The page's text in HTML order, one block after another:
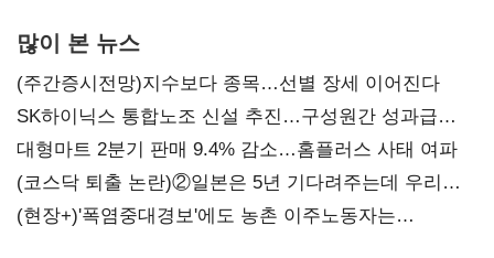
많이 본 뉴스
(주간증시전망)지수보다 종목…선별 장세 이어진다
SK하이닉스 통합노조 신설 추진…구성원간 성과급
불만 확산
대형마트 2분기 판매 9.4% 감소…홈플러스 사태 여파
(코스닥 퇴출 논란)②일본은 5년 기다려주는데 우리는
당장 퇴출?…시간만으론 부족한 코스닥 구하기
(현장+)'폭염중대경보'에도 농촌 이주노동자는